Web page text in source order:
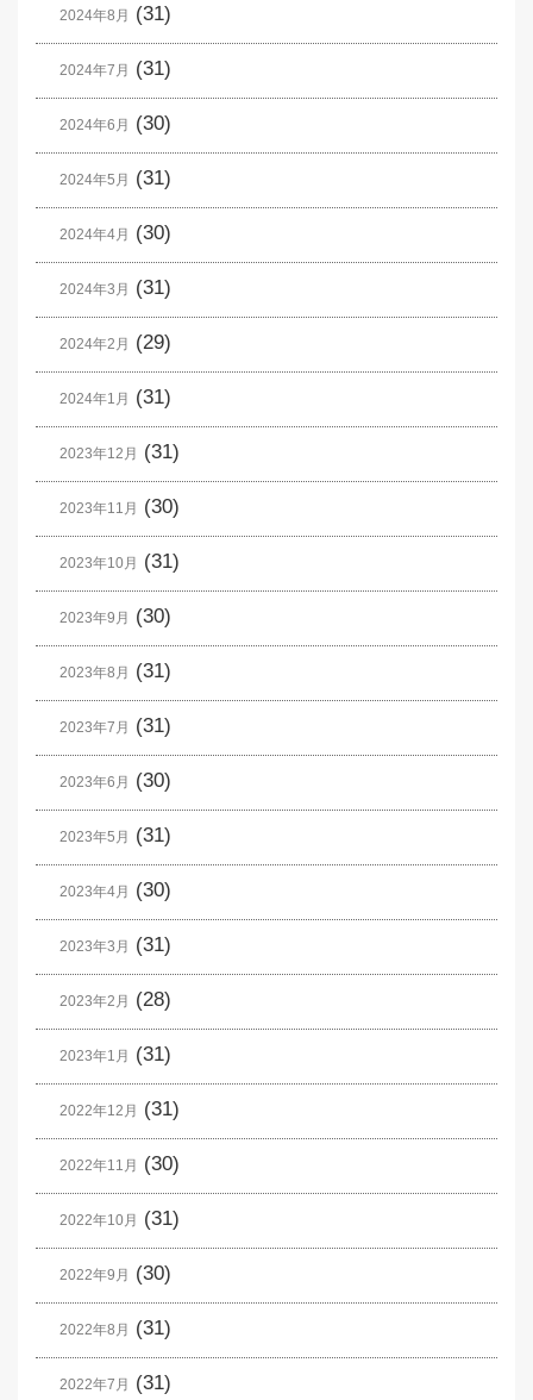
2024年8月 (31)
2024年7月 (31)
2024年6月 (30)
2024年5月 (31)
2024年4月 (30)
2024年3月 (31)
2024年2月 (29)
2024年1月 (31)
2023年12月 (31)
2023年11月 (30)
2023年10月 (31)
2023年9月 (30)
2023年8月 (31)
2023年7月 (31)
2023年6月 (30)
2023年5月 (31)
2023年4月 (30)
2023年3月 (31)
2023年2月 (28)
2023年1月 (31)
2022年12月 (31)
2022年11月 (30)
2022年10月 (31)
2022年9月 (30)
2022年8月 (31)
2022年7月 (31)